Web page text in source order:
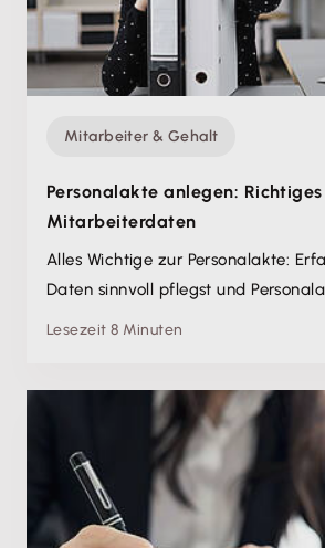
Mitarbeiter & Gehalt
Personalakte anlegen:
Mitarbeiterdaten
Alles Wichtige zur Personalakte:
Daten sinnvoll pflegst und
Lesezeit 8 Minuten